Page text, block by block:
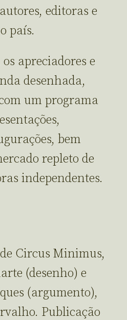
editoras e
país.
apreciadores e
desenhada,
um programa
bem
repleto de
independentes.
Circus Minimus,
(desenho) e
(argumento),
Publicação